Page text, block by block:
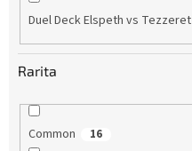
Duel Deck Elspeth vs Tezzeret
Rarita
Common 16